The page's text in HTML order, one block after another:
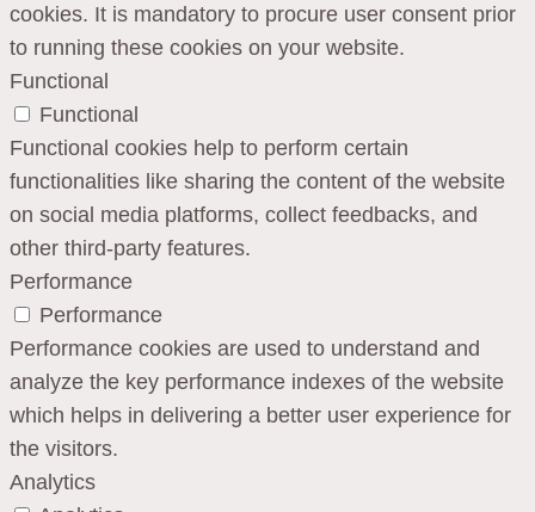
cookies. It is mandatory to procure user consent prior
to running these cookies on your website.
Functional
Functional
Functional cookies help to perform certain
functionalities like sharing the content of the website
on social media platforms, collect feedbacks, and
other third-party features.
Performance
Performance
Performance cookies are used to understand and
analyze the key performance indexes of the website
which helps in delivering a better user experience for
the visitors.
Analytics